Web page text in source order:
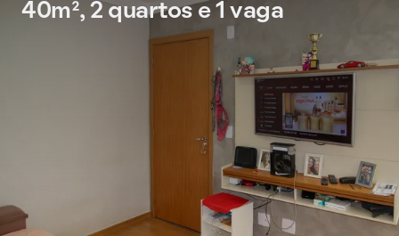
40m², 2 quartos e 1 vaga